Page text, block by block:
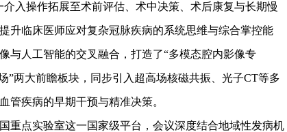
入操作拓展至术前评估、术中决策、术后康复与长期慢
升临床医师应对复杂冠脉疾病的系统思维与综合掌控能
与人工智能的交叉融合，打造了“多模态腔内影像专
”两大前瞻板块，同步引入超高场核磁共振、光子CT等多
管疾病的早期干预与精准决策。
重点实验室这一国家级平台，会议深度结合地域性发病机